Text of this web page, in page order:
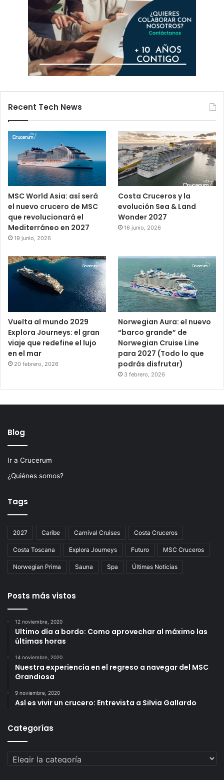
Recent Tech News
MSC World Asia: así será
el nuevo crucero de MSC
que revolucionará el
Mediterráneo en 2027
19 junio, 2026
Costa Cruceros y la
evolución Sea & Land
Wonder 2027
16 junio, 2026
Vuelta al mundo 2029
Explora Journeys: el gran
viaje que redefine el lujo
en el mar
20 febrero, 2026
Norwegian Aura: el nuevo
“barco grande” de
Norwegian Cruise Line
para 2027 (Todo lo que
podrás disfrutar)
3 febrero, 2026
Blog
Ir a Crucerum
¿Quiénes somos?
Tags
2027 Caribe Carnival Cruises Costa Cruceros
Costa Toscana Explora Journeys Futuro MSC Cruceros
Norwegian Prima Sauna Spa Últimas Noticias
Posts más vistos
12 noviembre, 2020
Ultimo día a bordo: Como aprovechar al máximo las
últimas horas
14 noviembre, 2020
Nuestra experiencia en el regreso a navegar del MSC
Grandiosa
9 noviembre, 2020
Así es vivir un crucero: Entrevista a Silvia Gallardo
Categorías
Categorías